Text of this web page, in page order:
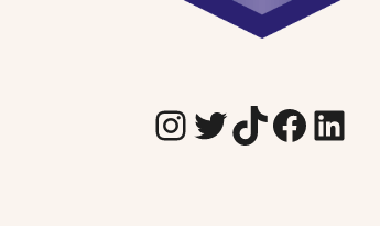
InstagramTwitter TikTok Facebook LinkedIn